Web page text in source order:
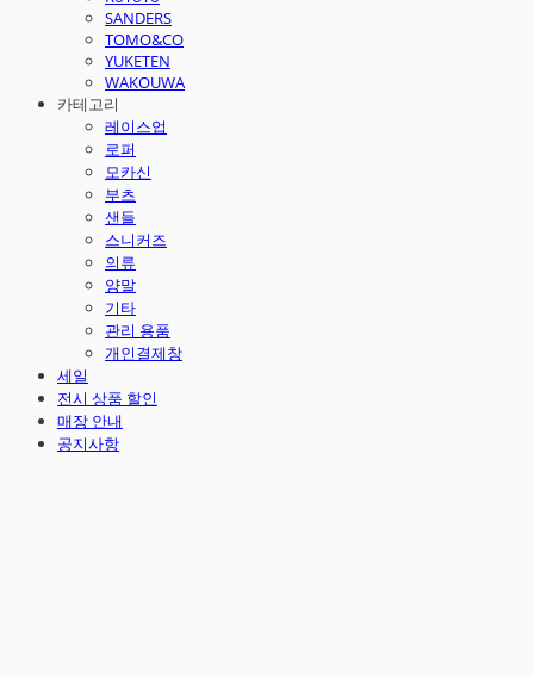
SANDERS
TOMO&CO
YUKETEN
WAKOUWA
카테고리
레이스업
로퍼
모카신
부츠
샌들
스니커즈
의류
양말
기타
관리 용품
개인결제창
세일
전시 상품 할인
매장 안내
공지사항